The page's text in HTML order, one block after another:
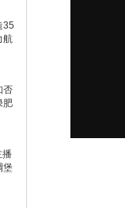
35
航
否
肥
播
堡